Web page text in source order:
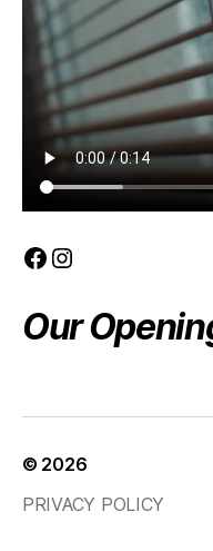
Facebook
Instagram
Our
© 2026
PRIVACY POLICY